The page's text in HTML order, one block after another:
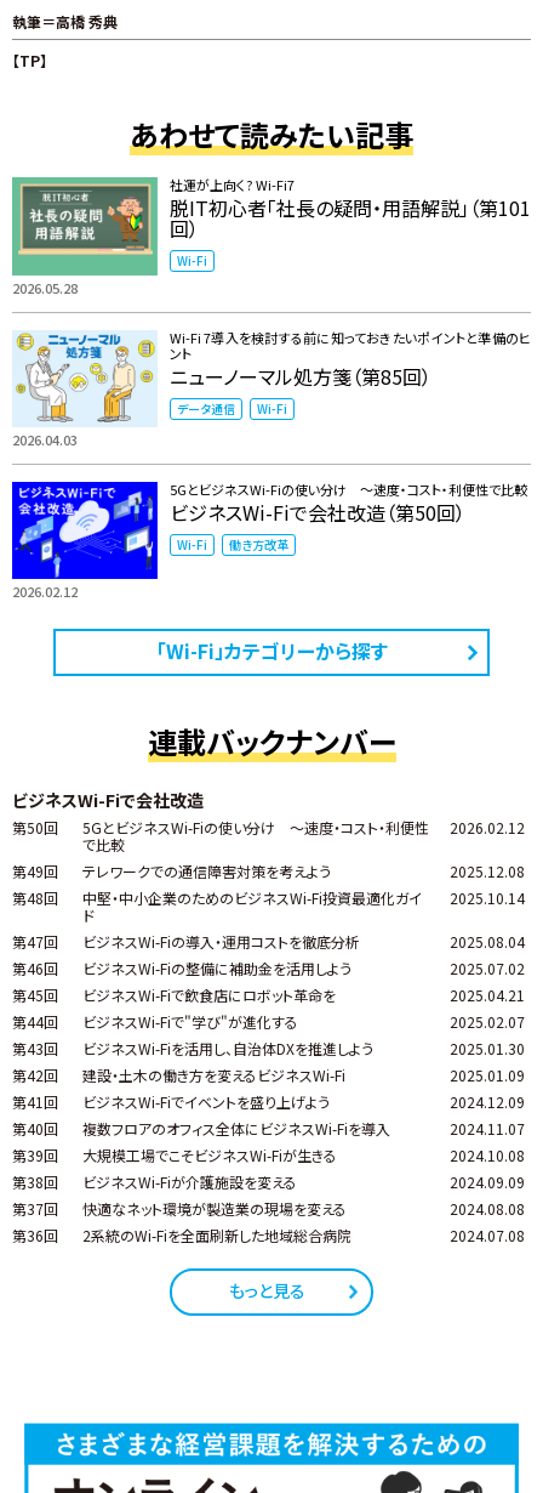
執筆＝高橋 秀典
【TP】
あわせて読みたい記事
2026.05.28
社運が上向く? Wi-Fi7
脱IT初心者「社長の疑問・用語解説」（第101
回）
Wi-Fi
2026.04.03
Wi-Fi 7導入を検討する前に知っておきたいポイントと準備のヒ
ント
ニューノーマル処方箋（第85回）
データ通信 Wi-Fi
2026.02.12
5GとビジネスWi-Fiの使い分け ～速度・コスト・利便性で比較
ビジネスWi-Fiで会社改造（第50回）
Wi-Fi 働き方改革
「Wi-Fi」カテゴリーから探す
連載バックナンバー
ビジネスWi-Fiで会社改造
第50回
5GとビジネスWi-Fiの使い分け ～速度・コスト・利便性
で比較
2026.02.12
第49回 テレワークでの通信障害対策を考えよう
2025.12.08
第48回
中堅・中小企業のためのビジネスWi-Fi投資最適化ガイ
ド
2025.10.14
第47回 ビジネスWi-Fiの導入・運用コストを徹底分析
2025.08.04
第46回
ビジネスWi-Fiの整備に補助金を活用しよう
2025.07.02
第45回
ビジネスWi-Fiで飲食店にロボット革命を
2025.04.21
第44回
ビジネスWi-Fiで"学び"が進化する
2025.02.07
第43回
ビジネスWi-Fiを活用し、自治体DXを推進しよう
2025.01.30
第42回
建設・土木の働き方を変えるビジネスWi-Fi
2025.01.09
第41回
ビジネスWi-Fiでイベントを盛り上げよう
2024.12.09
第40回
複数フロアのオフィス全体にビジネスWi-Fiを導入
2024.11.07
第39回
大規模工場でこそビジネスWi-Fiが生きる
2024.10.08
第38回
ビジネスWi-Fiが介護施設を変える
2024.09.09
第37回
快適なネット環境が製造業の現場を変える
2024.08.08
第36回
2系統のWi-Fiを全面刷新した地域総合病院 2024.07.08
もっと見る